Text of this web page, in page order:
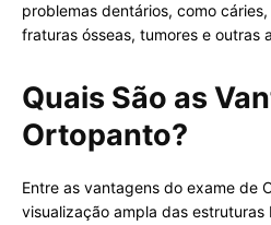
problemas dentários, como
fraturas ósseas, tumores e outras
Quais São as
Ortopanto?
Entre as vantagens do exame de
visualização ampla das